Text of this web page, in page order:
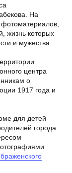
На
жизнь которых
и мужества.
центра
о
1917 года и
для детей
города